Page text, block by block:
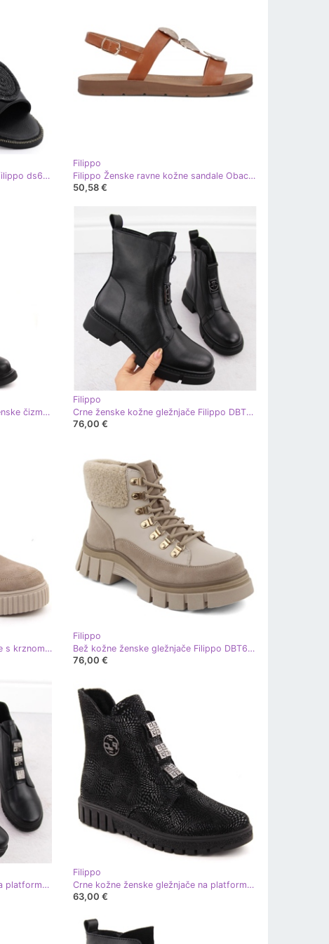
Ravne ženske sandale s crnim filippo ds6229 cirkoni crna
Filippo
Filippo Ženske ravne kožne sandale Obacs DS6885/25 smeđa
50,58 €
Filippo DKZ6404 crne kožne ženske čizme crna
Filippo
Crne ženske kožne gležnjače Filippo DBT6524 crna
76,00 €
Bež antilop ženske kožne čizme s krznom Filippo DBT6484
Filippo
Bež kožne ženske gležnjače Filippo DBT6471
76,00 €
Crne kožne ženske gležnjače na platformu s ukrasima, Filippo DBT6360 crna
Filippo
Crne kožne ženske gležnjače na platformu Filippo DBT6360 crna
63,00 €